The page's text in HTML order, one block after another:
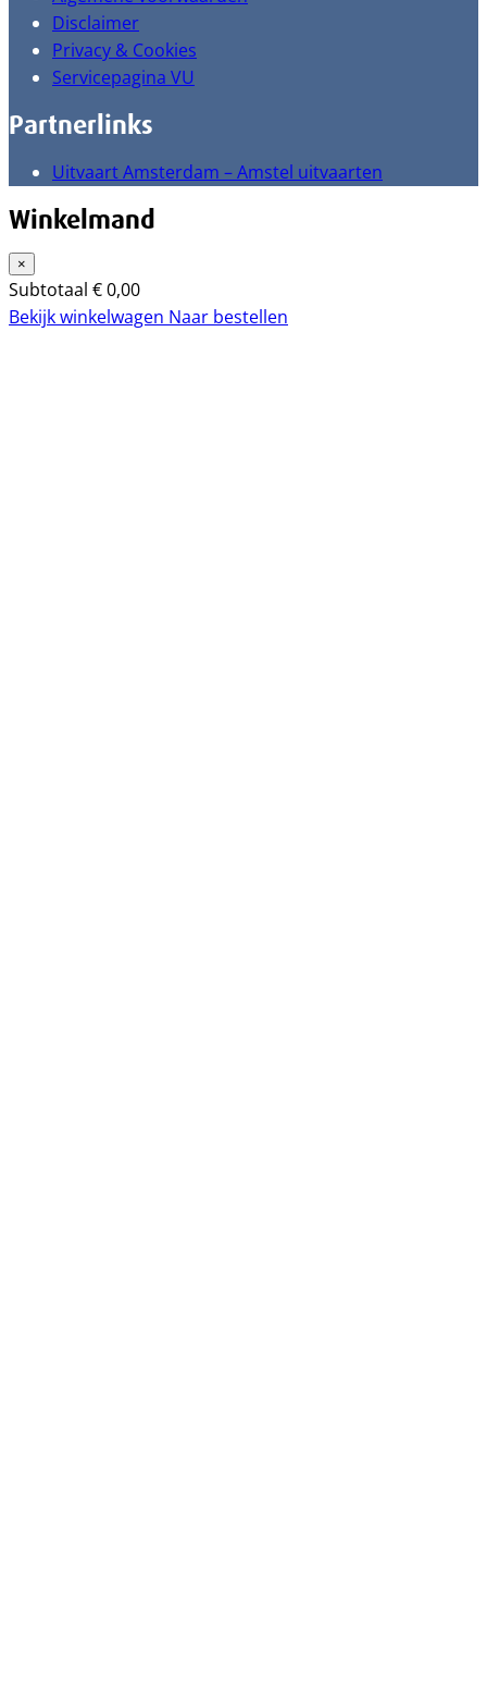
Disclaimer
Privacy & Cookies
Servicepagina VU
Partnerlinks
Uitvaart Amsterdam – Amstel uitvaarten
Winkelmand
×
Subtotaal €0,00
Bekijk winkelwagen Naar bestellen